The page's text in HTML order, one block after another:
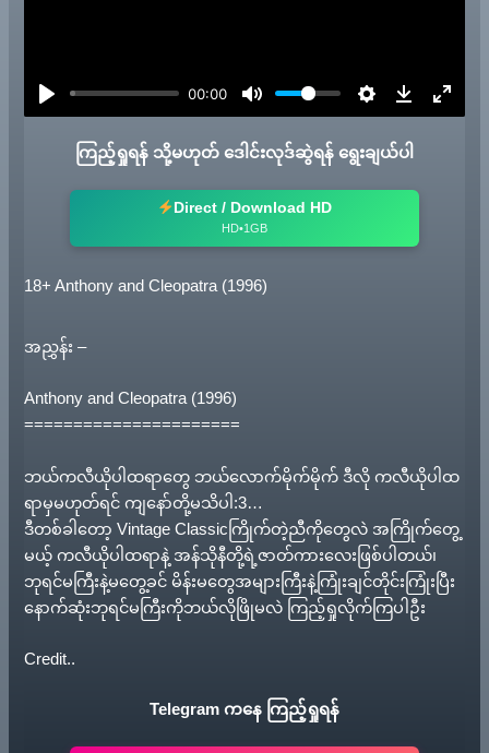
00:00
ကြည့်ရှုရန် သို့မဟုတ် ဒေါင်းလုဒ်ဆွဲရန် ရွေးချယ်ပါ
Direct / Download HD
HD•1GB
18+ Anthony and Cleopatra (1996)
အညွှန်း –
Anthony and Cleopatra (1996)
======================
ဘယ်ကလီယိုပါထရာတွေ ဘယ်လောက်မိုက်မိုက် ဒီလို ကလီယိုပါထ
ရာမှမဟုတ်ရင် ကျနော်တို့မသိပါ:3…
ဒီတစ်ခါတော့ Vintage Classicကြိုက်တဲ့ညီကိုတွေလဲ အကြိုက်တွေ့
မယ့် ကလီယိုပါထရာနဲ့ အန်သိုနီတို့ရဲ့ဇာတ်ကားလေးဖြစ်ပါတယ်၊
ဘုရင်မကြီးနဲ့မတွေ့ခင် မိန်းမတွေအများကြီးနဲ့ကြုံးချင်တိုင်းကြုံးပြီး
နောက်ဆုံးဘုရင်မကြီးကိုဘယ်လိုဖြိုမလဲ ကြည့်ရှုလိုက်ကြပါဦး
Credit..
Telegram ကနေ ကြည့်ရှုရန်